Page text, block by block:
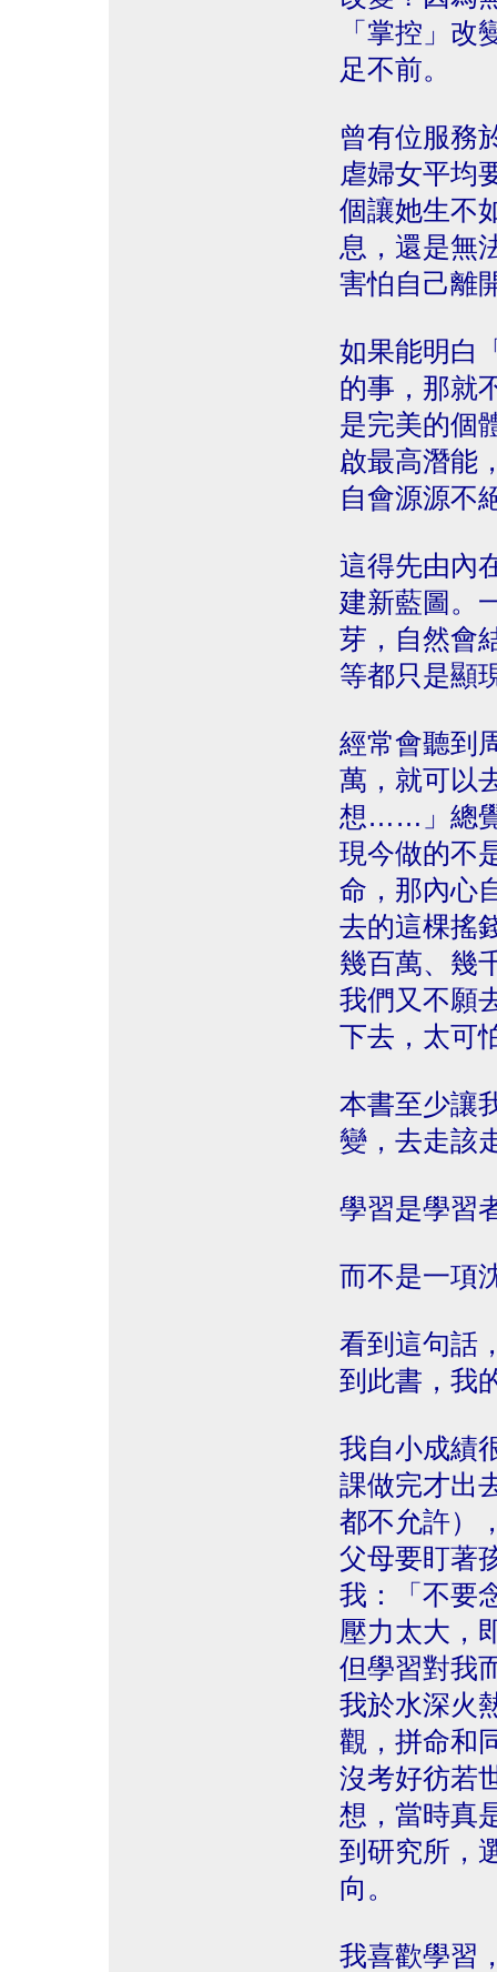
「掌控」
足不前。
曾有位服務
虐婦女平均
個讓她生不
息，還是無
害怕自己離
如果能明白
的事，那就
是完美的個
啟最高潛能
自會源源不
這得先由內
建新藍圖。
芽，自然會
等都只是顯
經常會聽到
萬，就可以
想……」總覺
現今做的不
命，那內心
去的這棵搖
幾百萬、幾
我們又不願
下去，太可
本書至少讓
變，去走該
學習是學習
而不是一項
看到這句話
到此書，我
我自小成績
課做完才出
都不允許）
父母要盯著
我：「不要
壓力太大，
但學習對我
我於水深火
觀，拼命和
沒考好彷若
想，當時真
到研究所，
向。
我喜歡學習